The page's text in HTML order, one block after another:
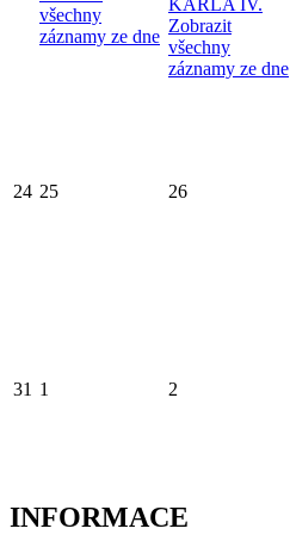
všechny
záznamy ze dne
Zobrazit
všechny
záznamy ze dne
24 25 26
31 1 2
INFORMACE